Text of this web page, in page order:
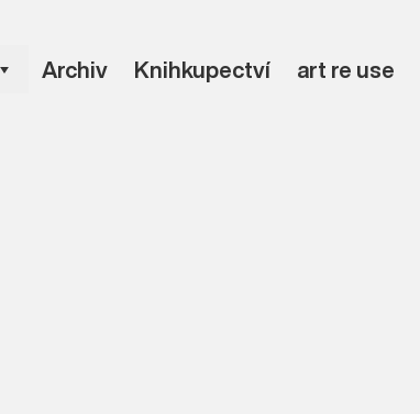
Archiv Knihkupectví art re use